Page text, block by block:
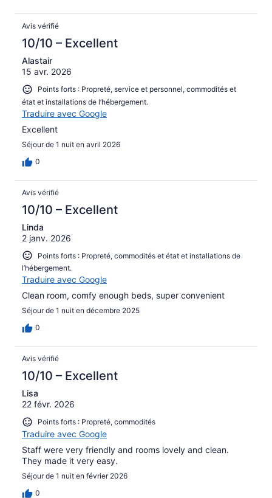
Avis vérifié
10/10 – Excellent
Alastair
15 avr. 2026
Points forts : Propreté, service et personnel, commodités et
état et installations de l’hébergement.
Traduire avec Google
Excellent
Séjour de 1 nuit en avril 2026
0
Avis vérifié
10/10 – Excellent
Linda
2 janv. 2026
Points forts : Propreté, commodités et état et installations de
l’hébergement.
Traduire avec Google
Clean room, comfy enough beds, super convenient
Séjour de 1 nuit en décembre 2025
0
Avis vérifié
10/10 – Excellent
Lisa
22 févr. 2026
Points forts : Propreté, commodités
Traduire avec Google
Staff were very friendly and rooms lovely and clean.
They made it very easy.
Séjour de 1 nuit en février 2026
0